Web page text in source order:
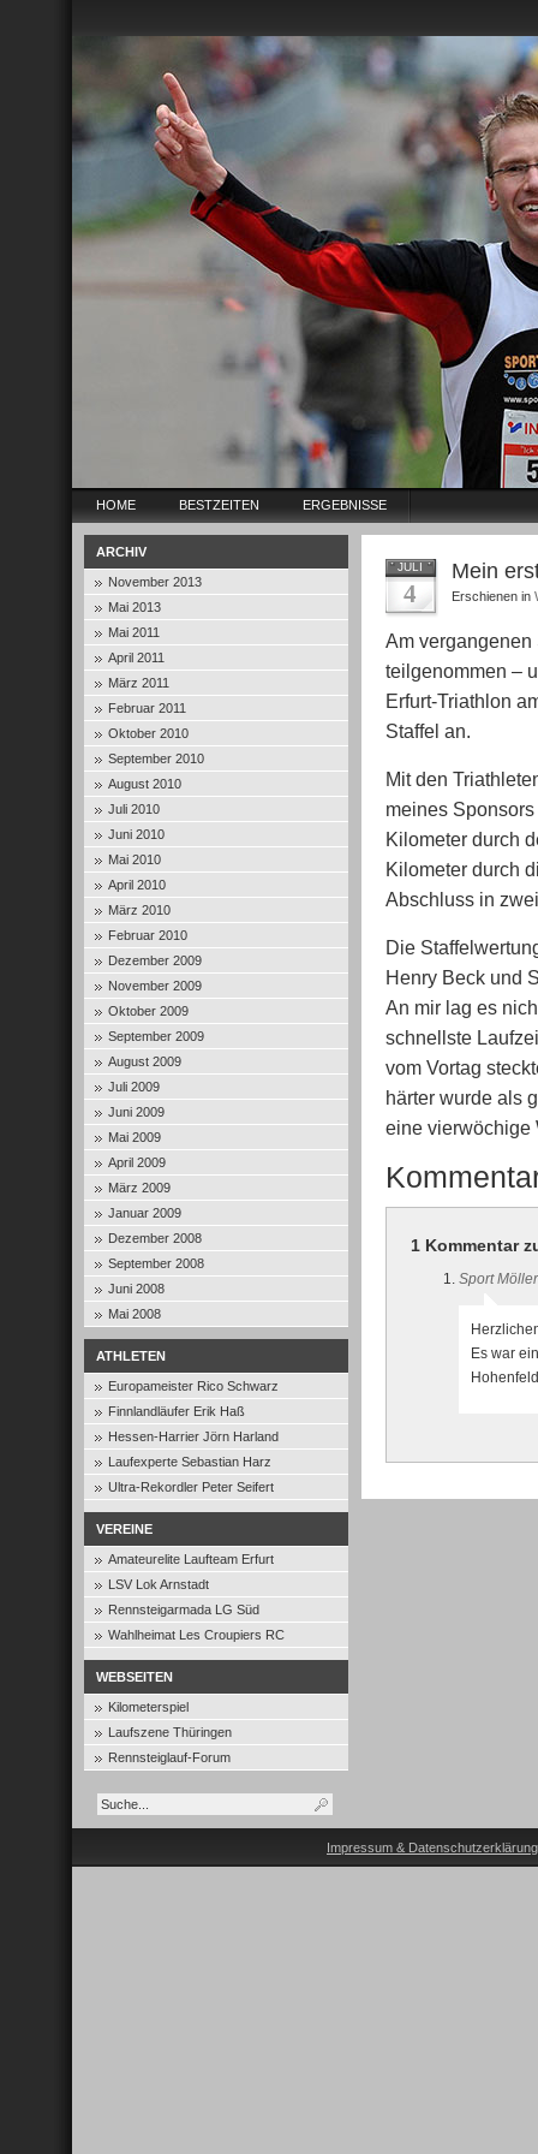
HOME BESTZEITEN ERGEBNISSE
ARCHIV
November 2013
Mai 2013
Mai 2011
April 2011
März 2011
Februar 2011
Oktober 2010
September 2010
August 2010
Juli 2010
Juni 2010
Mai 2010
April 2010
März 2010
Februar 2010
Dezember 2009
November 2009
Oktober 2009
September 2009
August 2009
Juli 2009
Juni 2009
Mai 2009
April 2009
März 2009
Januar 2009
Dezember 2008
September 2008
Juni 2008
Mai 2008
ATHLETEN
Europameister Rico Schwarz
Finnlandläufer Erik Haß
Hessen-Harrier Jörn Harland
Laufexperte Sebastian Harz
Ultra-Rekordler Peter Seifert
VEREINE
Amateurelite Laufteam Erfurt
LSV Lok Arnstadt
Rennsteigarmada LG Süd
Wahlheimat Les Croupiers RC
WEBSEITEN
Kilometerspiel
Laufszene Thüringen
Rennsteiglauf-Forum
JULI
4
Mein
Erschienen in
Am vergangenen
teilgenommen –
Erfurt-Triathlon
Staffel an.
Mit den
meines
Kilometer durch
Kilometer durch
Abschluss in
Die
Henry Beck und
An mir lag es
schnellste
vom Vortag
härter wurde als
eine vierwöchige
1 Kommentar
Sport Möller
Es war
Impressum & Datenschutzerklärung